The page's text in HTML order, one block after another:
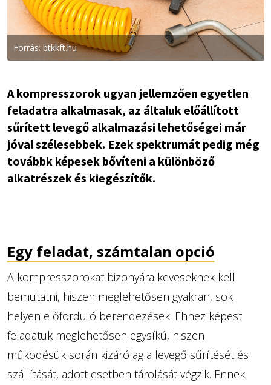
Forrás: btkkft.hu
A kompresszorok ugyan jellemzően egyetlen
feladatra alkalmasak, az általuk előállított
sűrített levegő alkalmazási lehetőségei már
jóval szélesebbek. Ezek spektrumát pedig még
továbbk képesek bővíteni a különböző
alkatrészek és kiegészítők.
Egy feladat, számtalan opció
A kompresszorokat bizonyára keveseknek kell
bemutatni, hiszen meglehetősen gyakran, sok
helyen előforduló berendezések. Ehhez képest
feladatuk meglehetősen egysíkú, hiszen
működésük során kizárólag a levegő sűrítését és
szállítását, adott esetben tárolását végzik. Ennek